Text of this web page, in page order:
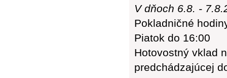
V dňoch 6.8. -
Pokladničné
Piatok do 16:00
Hotovostný vklad
predchádzajúcej